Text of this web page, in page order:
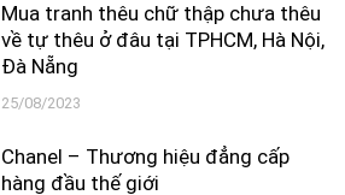
Mua tranh thêu chữ thập chưa thêu
về tự thêu ở đâu tại TPHCM, Hà Nội,
Đà Nẵng
25/08/2023
Chanel – Thương hiệu đẳng cấp
hàng đầu thế giới